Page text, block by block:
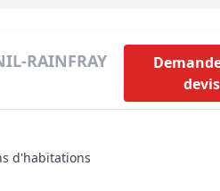
(PLU)
Développer
Biens
Expertise pré-achat
RAINFRAY
devis
d'habitations